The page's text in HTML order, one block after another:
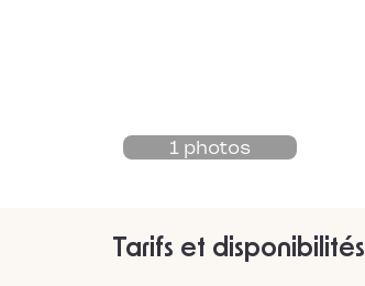
1 photos
Tarifs et disponibilités